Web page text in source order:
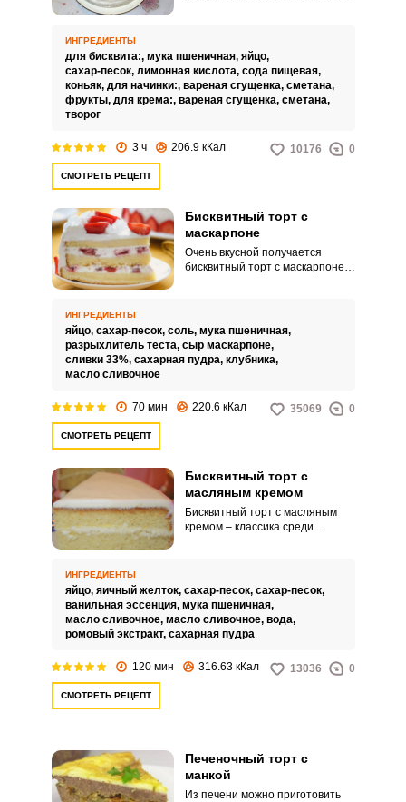
бисквит с кусочками фруктов –
это точно вызовет восторг у
ваших гостей.
ИНГРЕДИЕНТЫ
для бисквита:, мука пшеничная, яйцо,
сахар-песок, лимонная кислота, сода пищевая,
коньяк, для начинки:, вареная сгущенка, сметана,
фрукты, для крема:, вареная сгущенка, сметана,
творог
3 ч 206.9 кКал 10176 0
СМОТРЕТЬ РЕЦЕПТ
Бисквитный торт с
маскарпоне
Очень вкусной получается
бисквитный торт с маскарпоне.
ИНГРЕДИЕНТЫ
яйцо, сахар-песок, соль, мука пшеничная,
разрыхлитель теста, сыр маскарпоне,
сливки 33%, сахарная пудра, клубника,
масло сливочное
70 мин 220.6 кКал 35069 0
СМОТРЕТЬ РЕЦЕПТ
Бисквитный торт с
масляным кремом
Бисквитный торт с масляным
кремом – классика среди
невероятно удачное.
ИНГРЕДИЕНТЫ
яйцо, яичный желток, сахар-песок, сахар-песок,
ванильная эссенция, мука пшеничная,
масло сливочное, масло сливочное, вода,
ромовый экстракт, сахарная пудра
120 мин 316.63 кКал 13036 0
СМОТРЕТЬ РЕЦЕПТ
Печеночный торт с
манкой
Из печени можно приготовить